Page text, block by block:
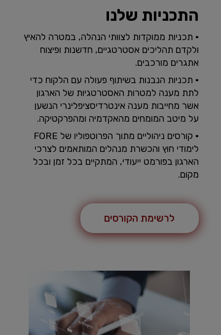
התכניות שלנו
▪ תכניות ממוקדות לצוותי הנהלה, במטרה להאיץ
ולקדם תהליכים אסטרטגיים, חדשנות ופיצוח
אתגרים מורכבים.
▪ תכניות הנבנות בשיתוף פעולה עם הלקוח כדי
לתת מענה למטרות האסטרטגיות של הארגון
אשר מחייבות מענה אינטרדיסציפלינרי הנשען
על מיטב המומחים מהאקדמיה ומהפרקטיקה.
▪ קורסים ניהוליים מתוך הפרוטפוליו של FORE
לימודי חוץ והכשרת מנהלים המותאמים לצרכי
הארגון בפורמט ייעודי, המתקיים בכל זמן ובכל
מקום.
לרשימת הקורסים